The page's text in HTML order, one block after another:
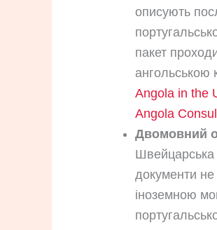
описують
пакет
ангольською
Angola in the
Angola
Двомовний
Швейцарська
документи не
іноземною